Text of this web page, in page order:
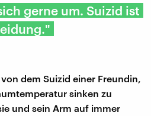
gerne um. Suizid ist
dem Suizid einer Freundin,
sinken zu
und sein Arm auf immer